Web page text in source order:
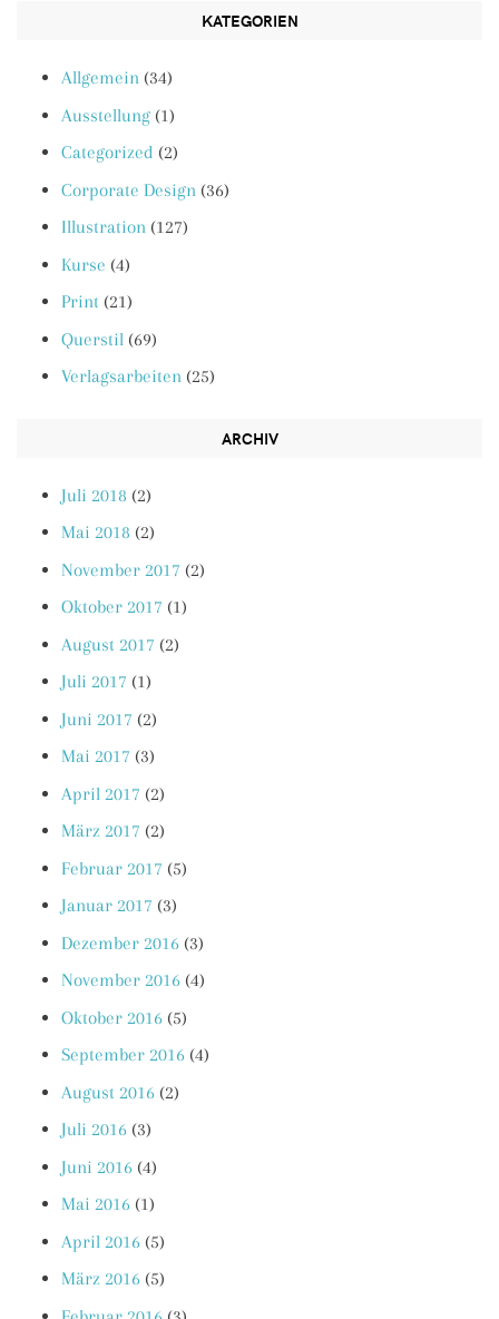
KATEGORIEN
Allgemein (34)
Ausstellung (1)
Categorized (2)
Corporate Design (36)
Illustration (127)
Kurse (4)
Print (21)
Querstil (69)
Verlagsarbeiten (25)
ARCHIV
Juli 2018 (2)
Mai 2018 (2)
November 2017 (2)
Oktober 2017 (1)
August 2017 (2)
Juli 2017 (1)
Juni 2017 (2)
Mai 2017 (3)
April 2017 (2)
März 2017 (2)
Februar 2017 (5)
Januar 2017 (3)
Dezember 2016 (3)
November 2016 (4)
Oktober 2016 (5)
September 2016 (4)
August 2016 (2)
Juli 2016 (3)
Juni 2016 (4)
Mai 2016 (1)
April 2016 (5)
März 2016 (5)